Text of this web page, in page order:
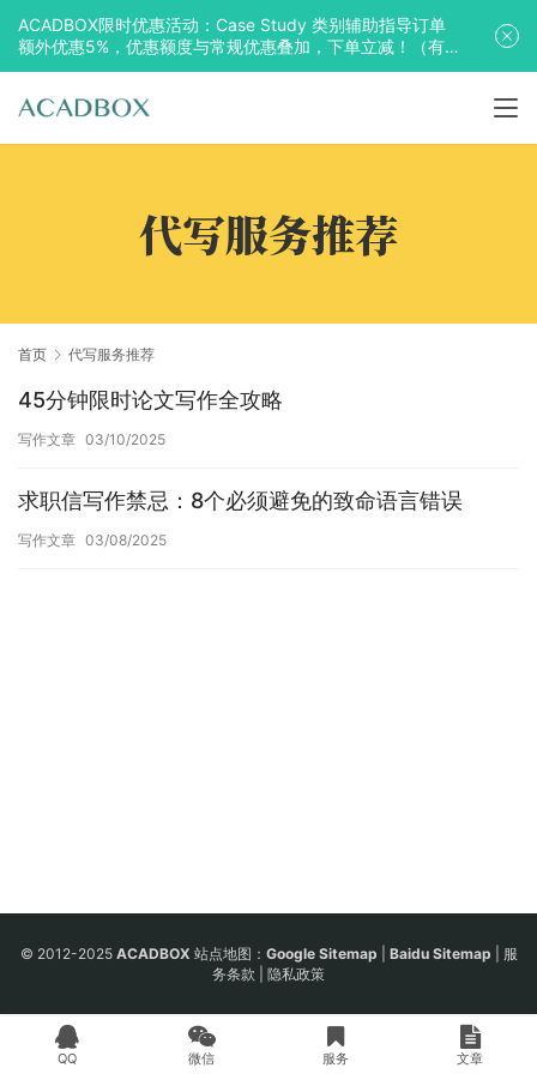
代写服务推荐
首页 代写服务推荐
45分钟限时论文写作全攻略
写作文章 03/10/2025
求职信写作禁忌：8个必须避免的致命语言错误
写作文章 03/08/2025
© 2012-2025 ACADBOX 站点地图： Google Sitemap Baidu Sitemap
服
务条款
隐私政策
QQ 微信 服务 文章
ACADBOX限时优惠活动：Case Study 类别辅助指导订单
额外优惠5%，优惠额度与常规优惠叠加，下单立减！（有
效期至2025年10月31日）